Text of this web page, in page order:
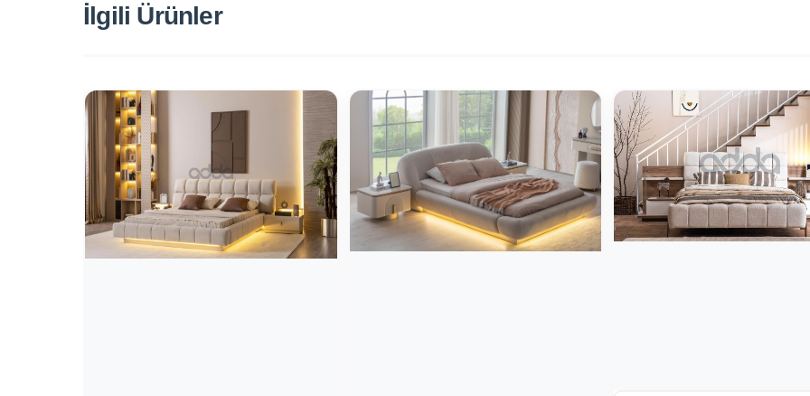
İlgili Ürünler